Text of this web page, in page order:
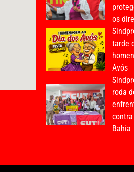
os
tarde
Avós
roda
Bahia